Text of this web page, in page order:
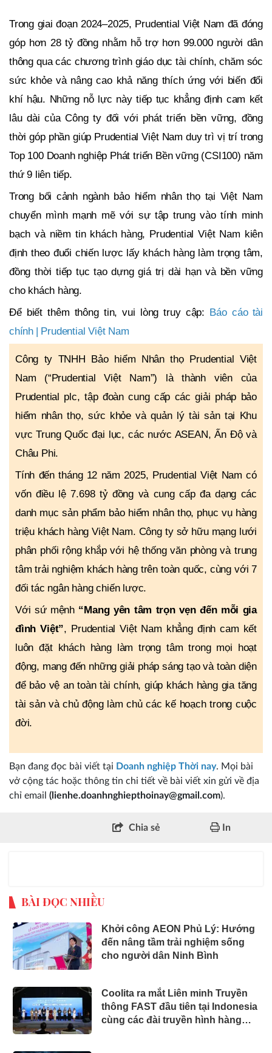
Trong giai đoạn 2024–2025, Prudential Việt Nam đã đóng
góp hơn 28 tỷ đồng nhằm hỗ trợ hơn 99.000 người dân
thông qua các chương trình giáo dục tài chính, chăm sóc
sức khỏe và nâng cao khả năng thích ứng với biến đổi
khí hậu. Những nỗ lực này tiếp tục khẳng định cam kết
lâu dài của Công ty đối với phát triển bền vững, đồng
thời góp phần giúp Prudential Việt Nam duy trì vị trí trong
Top 100 Doanh nghiệp Phát triển Bền vững (CSI100) năm
thứ 9 liên tiếp.
Trong bối cảnh ngành bảo hiểm nhân thọ tại Việt Nam
chuyển mình mạnh mẽ với sự tập trung vào tính minh
bạch và niềm tin khách hàng, Prudential Việt Nam kiên
định theo đuổi chiến lược lấy khách hàng làm trọng tâm,
đồng thời tiếp tục tạo dựng giá trị dài hạn và bền vững
cho khách hàng.
Để biết thêm thông tin, vui lòng truy cập: Báo cáo tài
chính | Prudential Việt Nam
Công ty TNHH Bảo hiểm Nhân thọ Prudential Việt
Nam (“Prudential Việt Nam”) là thành viên của
Prudential plc, tập đoàn cung cấp các giải pháp bảo
hiểm nhân thọ, sức khỏe và quản lý tài sản tại Khu
vực Trung Quốc đại lục, các nước ASEAN, Ấn Độ và
Châu Phi.
Tính đến tháng 12 năm 2025, Prudential Việt Nam có
vốn điều lệ 7.698 tỷ đồng và cung cấp đa dạng các
danh mục sản phẩm bảo hiểm nhân thọ, phục vụ hàng
triệu khách hàng Việt Nam. Công ty sở hữu mạng lưới
phân phối rộng khắp với hệ thống văn phòng và trung
tâm trải nghiệm khách hàng trên toàn quốc, cùng với 7
đối tác ngân hàng chiến lược.
Với sứ mệnh “Mang yên tâm trọn vẹn đến mỗi gia
đình Việt”, Prudential Việt Nam khẳng định cam kết
luôn đặt khách hàng làm trọng tâm trong mọi hoạt
động, mang đến những giải pháp sáng tạo và toàn diện
để bảo vệ an toàn tài chính, giúp khách hàng gia tăng
tài sản và chủ động làm chủ các kế hoạch trong cuộc
đời.
Bạn đang đọc bài viết tại Doanh nghiệp Thời nay. Mọi bài
vở cộng tác hoặc thông tin chi tiết về bài viết xin gửi về địa
chỉ email (lienhe.doanhnghiepthoinay@gmail.com).
Chia sẻ In
BÀI ĐỌC NHIỀU
Khởi công AEON Phủ Lý: Hướng
đến nâng tầm trải nghiệm sống
cho người dân Ninh Bình
Coolita ra mắt Liên minh Truyền
thông FAST đầu tiên tại Indonesia
cùng các đài truyền hình hàng